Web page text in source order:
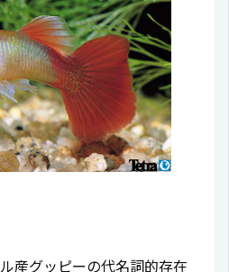
産グッピーの代名詞的存在